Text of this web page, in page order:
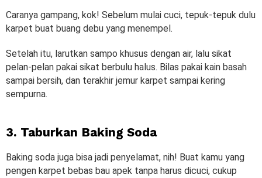
Caranya gampang, kok! Sebelum mulai cuci, tepuk-tepuk dulu
karpet buat buang debu yang menempel.
Setelah itu, larutkan sampo khusus dengan air, lalu sikat
pelan-pelan pakai sikat berbulu halus. Bilas pakai kain basah
sampai bersih, dan terakhir jemur karpet sampai kering
sempurna.
3. Taburkan Baking Soda
Baking soda juga bisa jadi penyelamat, nih! Buat kamu yang
pengen karpet bebas bau apek tanpa harus dicuci, cukup